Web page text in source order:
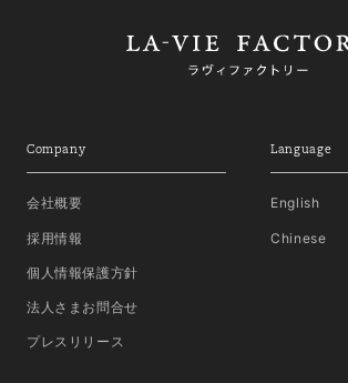
Company
会社概要
採用情報
個人情報保護方針
法人さまお問合せ
プレスリリース
Language
English
Chinese